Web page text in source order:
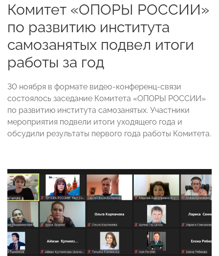
Комитет «ОПОРЫ РОССИИ»
по развитию института
самозанятых подвел итоги
работы за год
30 ноября в формате видео-конференц-связи
состоялось заседание Комитета «ОПОРЫ РОССИИ»
по развитию института самозанятых. Участники
мероприятия подвели итоги уходящего года и
обсудили результаты первого года работы Комитета.